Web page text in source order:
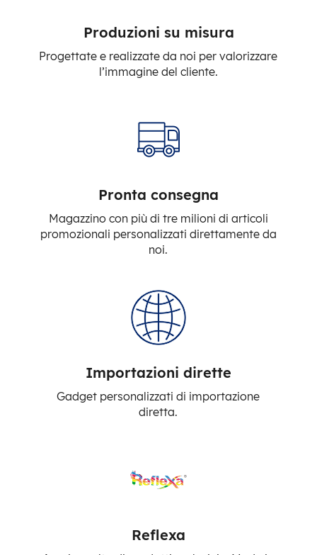
Produzioni su misura
Progettate e realizzate da noi per valorizzare
l’immagine del cliente.
Pronta consegna
Magazzino con più di tre milioni di articoli
promozionali personalizzati direttamente da
noi.
Importazioni dirette
Gadget personalizzati di importazione
diretta.
Reflexa